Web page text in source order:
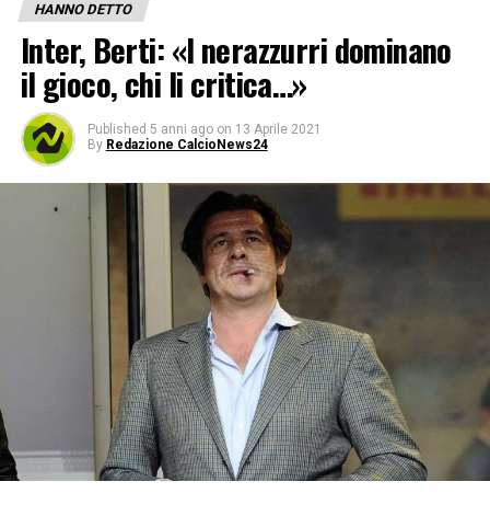
HANNO DETTO
Inter, Berti: «I nerazzurri dominano
il gioco, chi li critica…»
Published 5 anni ago on 13 Aprile 2021
By Redazione CalcioNews24